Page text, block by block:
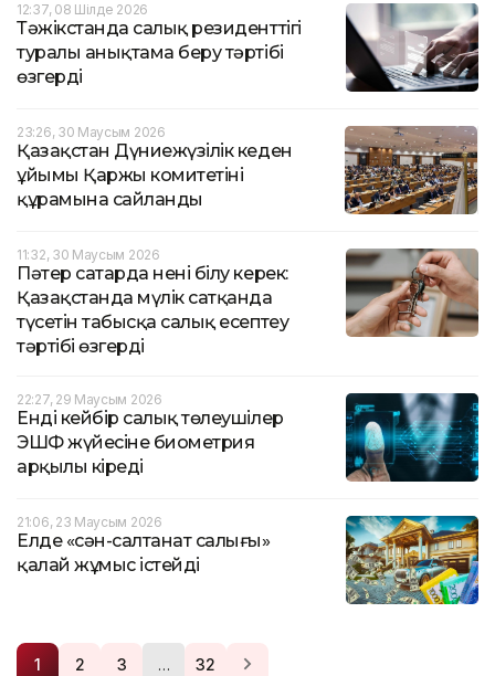
12:37, 08 Шілде 2026
Тәжікстанда салық резиденттігі
туралы анықтама беру тәртібі
өзгерді
23:26, 30 Маусым 2026
Қазақстан Дүниежүзілік кеден
ұйымы Қаржы комитетінің
құрамына сайланды
11:32, 30 Маусым 2026
Пәтер сатарда нені білу керек:
Қазақстанда мүлік сатқанда
түсетін табысқа салық есептеу
тәртібі өзгерді
22:27, 29 Маусым 2026
Енді кейбір салық төлеушілер
ЭШФ жүйесіне биометрия
арқылы кіреді
21:06, 23 Маусым 2026
Елде «сән-салтанат салығы»
қалай жұмыс істейді
1 2 3 … 32